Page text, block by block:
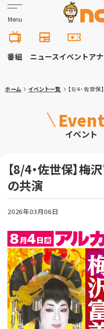
Menu
番組 ニュースイベントア
ホーム イベント一覧 【8/4・佐世
Event
イベント
【8/4・佐世保】
の共演
2026年03月06日